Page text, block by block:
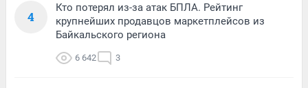
4
Кто потерял из-за атак БПЛА. Рейтинг
крупнейших продавцов маркетплейсов из
Байкальского региона
6 642 3